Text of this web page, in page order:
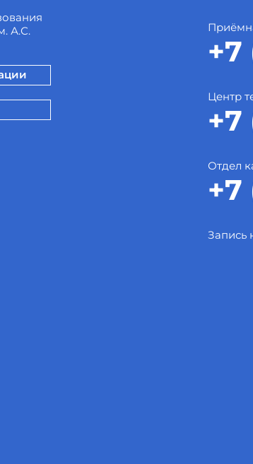
А.С.
+7
Центр
+7
Отдел
+7
Запись